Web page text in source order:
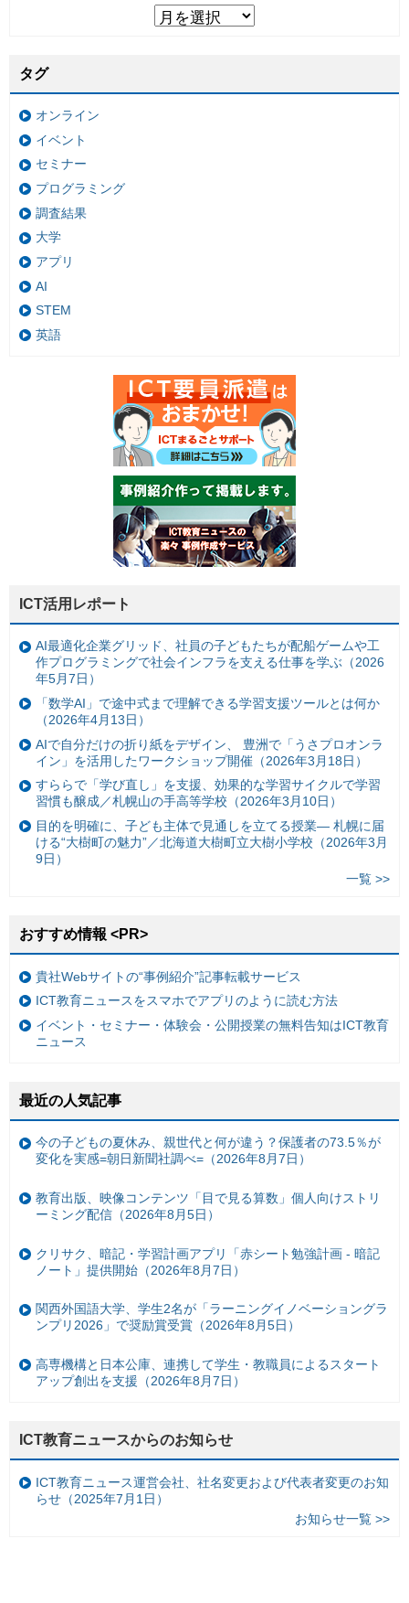
タグ
オンライン
イベント
セミナー
プログラミング
調査結果
大学
アプリ
AI
STEM
英語
ICT活用レポート
AI最適化企業グリッド、社員の子どもたちが配船ゲームや工
作プログラミングで社会インフラを支える仕事を学ぶ（2026
年5月7日）
「数学AI」で途中式まで理解できる学習支援ツールとは何か
（2026年4月13日）
AIで自分だけの折り紙をデザイン、 豊洲で「うさプロオンラ
イン」を活用したワークショップ開催（2026年3月18日）
すららで「学び直し」を支援、効果的な学習サイクルで学習
習慣も醸成／札幌山の手高等学校（2026年3月10日）
目的を明確に、子ども主体で見通しを立てる授業— 札幌に届
ける“大樹町の魅力”／北海道大樹町立大樹小学校（2026年3月
9日）
一覧 >>
おすすめ情報 <PR>
貴社Webサイトの“事例紹介”記事転載サービス
ICT教育ニュースをスマホでアプリのように読む方法
イベント・セミナー・体験会・公開授業の無料告知はICT教育
ニュース
最近の人気記事
今の子どもの夏休み、親世代と何が違う？保護者の73.5％が
変化を実感=朝日新聞社調べ=（2026年8月7日）
教育出版、映像コンテンツ「目で見る算数」個人向けストリ
ーミング配信（2026年8月5日）
クリサク、暗記・学習計画アプリ「赤シート勉強計画 - 暗記
ノート」提供開始（2026年8月7日）
関西外国語大学、学生2名が「ラーニングイノベーショングラ
ンプリ2026」で奨励賞受賞（2026年8月5日）
高専機構と日本公庫、連携して学生・教職員によるスタート
アップ創出を支援（2026年8月7日）
ICT教育ニュースからのお知らせ
ICT教育ニュース運営会社、社名変更および代表者変更のお知
らせ（2025年7月1日）
お知らせ一覧 >>